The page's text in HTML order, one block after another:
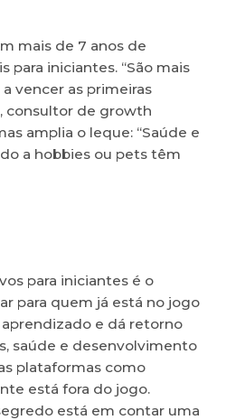
mais de 7 anos de
para iniciantes. “São mais
vencer as primeiras
consultor de growth
amplia o leque: “Saúde e
a hobbies ou pets têm
para iniciantes é o
para quem já está no jogo
e dá retorno
saúde e desenvolvimento
plataformas como
está fora do jogo.
está em contar uma